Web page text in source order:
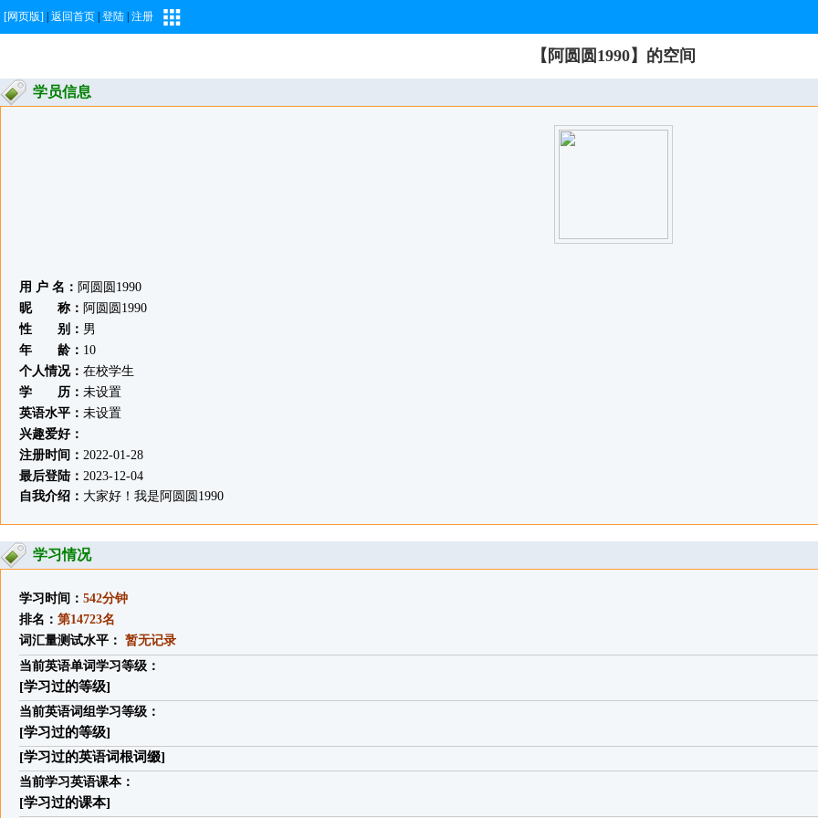
[网页版] 返回首页 登陆 注册
【阿圆圆1990】的空间
学员信息
用 户 名： 阿圆圆1990
昵 称： 阿圆圆1990
性 别： 男
年 龄： 10
个人情况： 在校学生
学 历： 未设置
英语水平： 未设置
兴趣爱好：
注册时间： 2022-01-28
最后登陆： 2023-12-04
自我介绍： 大家好！我是阿圆圆1990
学习情况
学习时间： 542分钟
排名： 第14723名
词汇量测试水平： 暂无记录
当前英语单词学习等级：
[学习过的等级]
当前英语词组学习等级：
[学习过的等级]
[学习过的英语词根词缀]
当前学习英语课本：
[学习过的课本]